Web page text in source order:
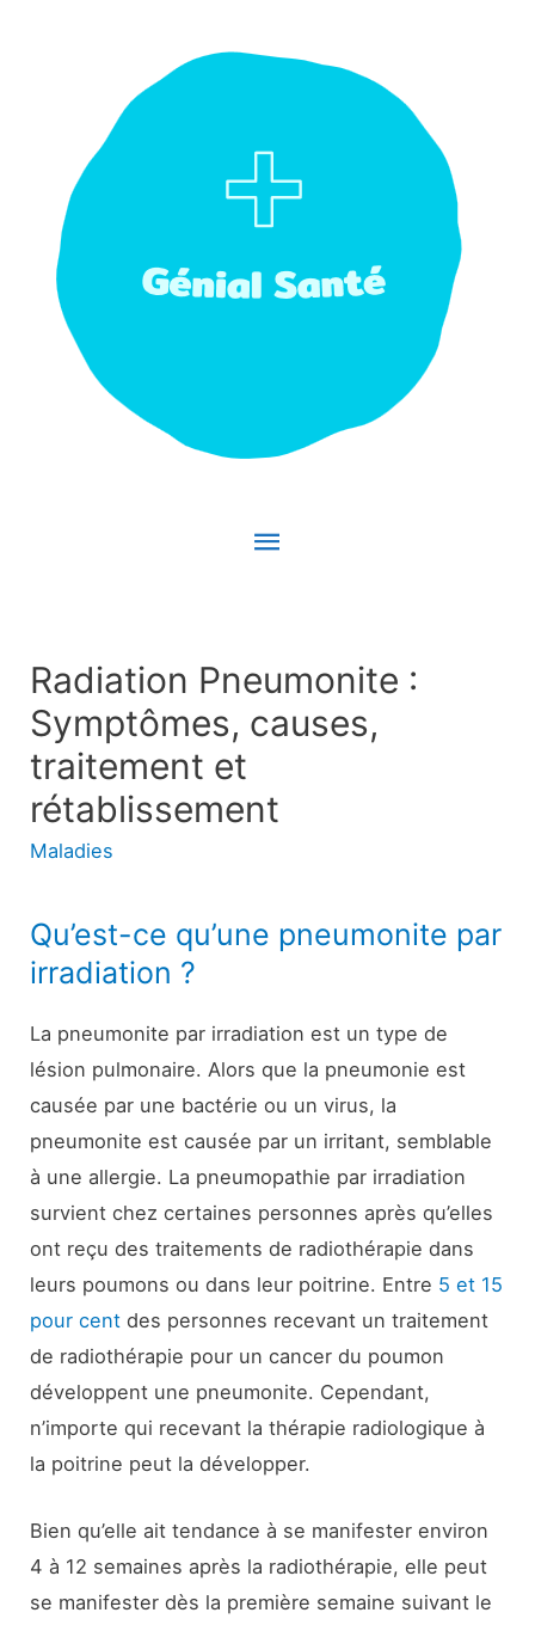
Menu
Radiation Pneumonite :
Symptômes, causes,
traitement et
rétablissement
Maladies
Qu’est-ce qu’une pneumonite par
irradiation ?
La pneumonite par irradiation est un type de
lésion pulmonaire. Alors que la pneumonie est
causée par une bactérie ou un virus, la
pneumonite est causée par un irritant, semblable
à une allergie. La pneumopathie par irradiation
survient chez certaines personnes après qu’elles
ont reçu des traitements de radiothérapie dans
leurs poumons ou dans leur poitrine. Entre 5 et 15
pour cent des personnes recevant un traitement
de radiothérapie pour un cancer du poumon
développent une pneumonite. Cependant,
n’importe qui recevant la thérapie radiologique à
la poitrine peut la développer.
Bien qu’elle ait tendance à se manifester environ
4 à 12 semaines après la radiothérapie, elle peut
se manifester dès la première semaine suivant le